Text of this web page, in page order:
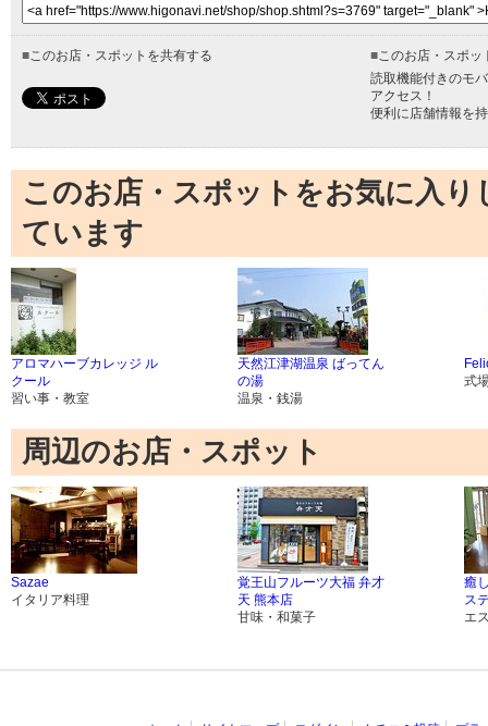
■このお店・スポットを共有する ■このお店・スポッ
読取機能付きのモ
アクセス！
便利に店舗情報を
このお店・スポットをお気に入
ています
アロマハーブカレッジ ル
クール
習い事・教室
天然江津湖温泉 ばってん
の湯
温泉・銭湯
式
周辺のお店・スポット
Sazae
イタリア料理
覚王山フルーツ大福 弁才
天 熊本店
甘味・和菓子
癒
ス
エ